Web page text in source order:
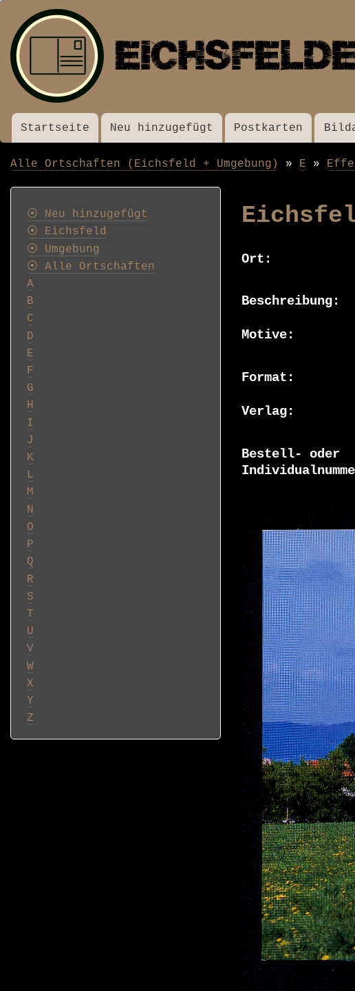
MenüStartseite Neu hinzugefügt Postkarten
Alle Ortschaften (Eichsfeld + Umgebung) E
Ort
Beschreibung
Motive
Format
Verlag
Bestell- oder
Postkarten
⦿ Neu hinzugefügt
⦿ Eichsfeld
⦿ Umgebung
⦿ Alle Ortschaften
A
B
C
D
E
F
G
H
I
J
K
L
M
N
O
P
Q
R
S
T
U
V
W
X
Y
Z